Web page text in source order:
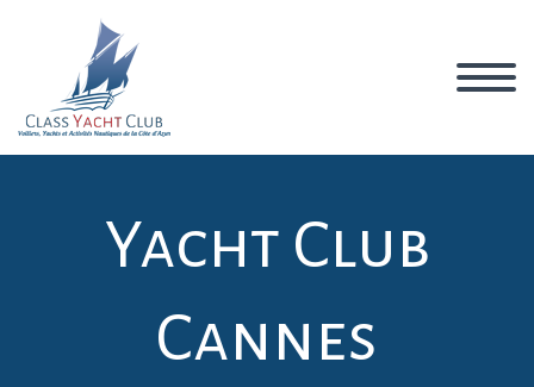
Yacht Club
Cannes